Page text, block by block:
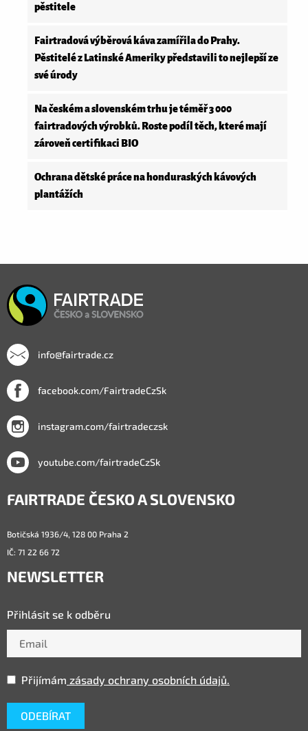
pěstitele
Fairtradová výběrová káva zamířila do Prahy.
Pěstitelé z Latinské Ameriky představili to nejlepší ze
své úrody
Na českém a slovenském trhu je téměř 3 000
fairtradových výrobků. Roste podíl těch, které mají
zároveň certifikaci BIO
Ochrana dětské práce na honduraských kávových
plantážích
info@fairtrade.cz
facebook.com/FairtradeCzSk
instagram.com/fairtradeczsk
youtube.com/fairtradeCzSk
FAIRTRADE ČESKO A SLOVENSKO
Botičská 1936/4, 128 00 Praha 2
IČ: 71 22 66 72
NEWSLETTER
Přihlásit se k odběru
Přijímám zásady ochrany osobních údajů.